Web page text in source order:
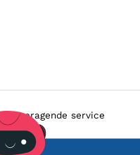
Fremragende service